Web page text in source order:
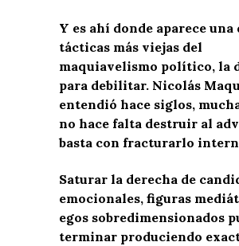
Y es ahí donde aparece una
tácticas más viejas del
maquiavelismo político, la
para debilitar. Nicolás
entendió hace siglos,
no hace falta destruir al
basta con fracturarlo
Saturar la derecha de
emocionales, figuras
egos sobredimensionados
terminar produciendo